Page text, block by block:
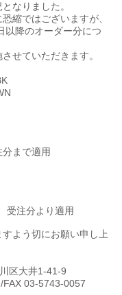
なりました。
縮ではございますが、
以降のオーダー分につ
せていただきます。
まで適用
注分より適用
よう切にお願い申し上
区大井1-41-9
03-5743-0057